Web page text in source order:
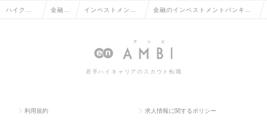
ハイクラ 金融系 インベストメント 金融のインベストメントバンキン
若手ハイキャリアのスカウト転職
利用規約 求人情報に関するポリシー